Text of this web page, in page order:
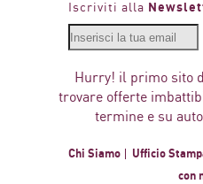
Iscriviti alla
Hurry! il primo sito
trovare offerte
termine e su
Chi Siamo Ufficio
con